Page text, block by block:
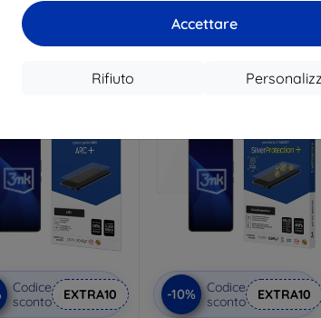
Accettare
Rifiuto
17,91 €
magazzino > 5 pz
18,81 €
Codice
sconto
EXTRA10 -10%
Codice
sconto
EXTRA10